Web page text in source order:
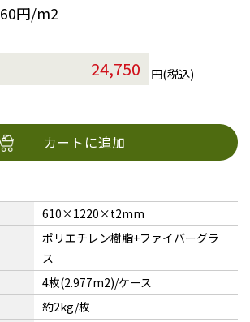
円/m2
円(税込)
カートに追加
610×1220×t2mm
ポリエチレン樹脂+ファイバーグラ
ス
4枚(2.977m2)/ケース
約2kg/枚